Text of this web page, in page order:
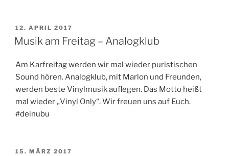
VERÖFFENTLICHT
AM
12. APRIL 2017
Musik am Freitag – Analogklub
Am Karfreitag werden wir mal wieder puristischen
Sound hören. Analogklub, mit Marlon und Freunden,
werden beste Vinylmusik auflegen. Das Motto heißt
mal wieder „Vinyl Only“. Wir freuen uns auf Euch.
#deinubu
VERÖFFENTLICHT
15. MÄRZ 2017